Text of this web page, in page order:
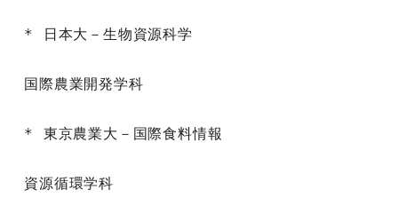
* 日本大－生物資源科学
国際農業開発学科
* 東京農業大－国際食料情報
資源循環学科